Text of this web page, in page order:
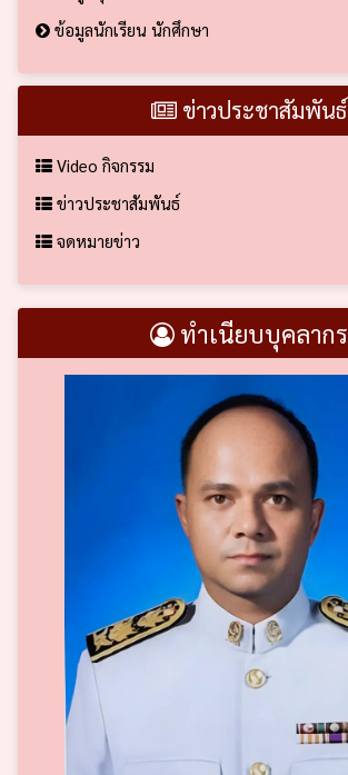
ข้อมูลนักเรียน นักศึกษา
ข่าวประชาสัมพันธ์
Video กิจกรรม
ข่าวประชาสัมพันธ์
จดหมายข่าว
ทำเนียบบุคลากร